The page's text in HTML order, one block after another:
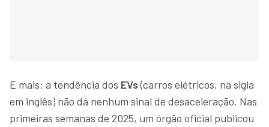
E mais: a tendência dos EVs(carros elétricos, na sigla
em inglês) não dá nenhum sinal de desaceleração. Nas
primeiras semanas de 2025, um órgão oficial publicou